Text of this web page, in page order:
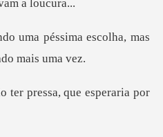
péssima escolha, mas
ter pressa, que esp